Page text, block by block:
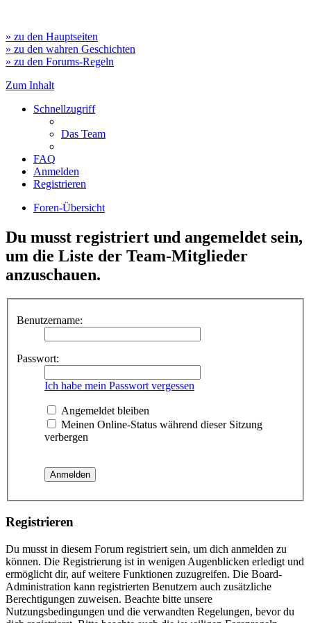
» zu den Hauptseiten
» zu den wahren Geschichten
» zu den Forums-Regeln
Zum Inhalt
Schnellzugriff
Das Team
FAQ
Anmelden
Registrieren
Foren-Übersicht
Du musst registriert und angemeldet sein,
um die Liste der Team-Mitglieder
anzuschauen.
Benutzername:
Passwort:
Ich habe mein Passwort vergessen
Angemeldet bleiben
Meinen Online-Status während dieser Sitzung
verbergen
Registrieren
Du musst in diesem Forum registriert sein, um dich anmelden zu
können. Die Registrierung ist in wenigen Augenblicken erledigt und
ermöglicht dir, auf weitere Funktionen zuzugreifen. Die Board-
Administration kann registrierten Benutzern auch zusätzliche
Berechtigungen zuweisen. Beachte bitte unsere
Nutzungsbedingungen und die verwandten Regelungen, bevor du